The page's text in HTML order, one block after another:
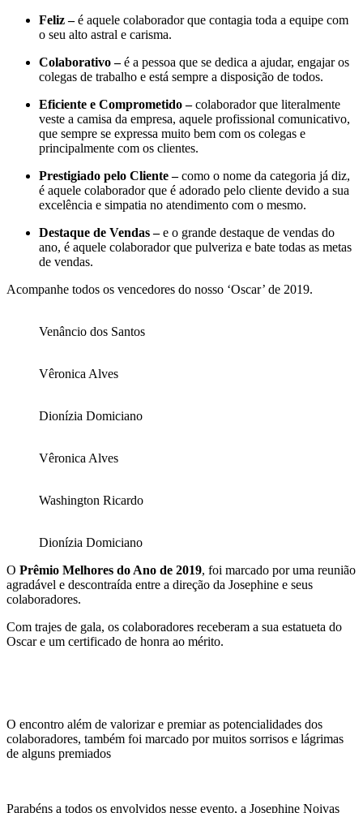
Feliz –é aquele colaborador que contagia toda a equipe com
o seu alto astral e carisma.
Colaborativo –é a pessoa que se dedica a ajudar, engajar os
colegas de trabalho e está sempre a disposição de todos.
Eficiente e Comprometido –colaborador que literalmente
veste a camisa da empresa, aquele profissional comunicativo,
que sempre se expressa muito bem com os colegas e
principalmente com os clientes.
Prestigiado pelo Cliente –como o nome da categoria já diz,
é aquele colaborador que é adorado pelo cliente devido a sua
excelência e simpatia no atendimento com o mesmo.
Destaque de Vendas –e o grande destaque de vendas do
ano, é aquele colaborador que pulveriza e bate todas as metas
de vendas.
Acompanhe todos os vencedores do nosso ‘Oscar’ de 2019.
Venâncio dos Santos
Vêronica Alves
Dionízia Domiciano
Vêronica Alves
Washington Ricardo
Dionízia Domiciano
O Prêmio Melhores do Ano de 2019, foi marcado por uma reunião
agradável e descontraída entre a direção da Josephine e seus
colaboradores.
Com trajes de gala, os colaboradores receberam a sua estatueta do
Oscar e um certificado de honra ao mérito.
O encontro além de valorizar e premiar as potencialidades dos
colaboradores, também foi marcado por muitos sorrisos e lágrimas
de alguns premiados
Parabéns a todos os envolvidos nesse evento, a Josephine Noivas